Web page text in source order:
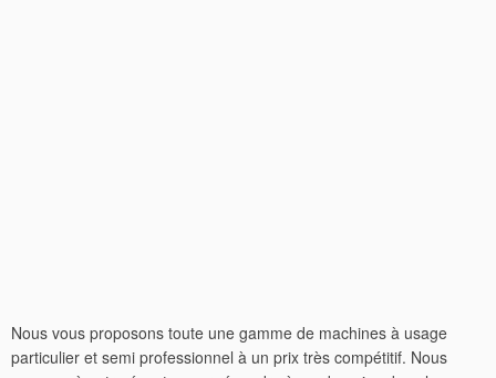
Nous vous proposons toute une gamme de machines à usage
particulier et semi professionnel à un prix très compétitif. Nous